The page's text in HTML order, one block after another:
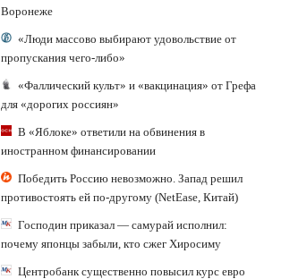
Воронеже
«Люди массово выбирают удовольствие от
пропускания чего-либо»
«Фаллический культ» и «вакцинация» от Грефа
для «дорогих россиян»
В «Яблоке» ответили на обвинения в
иностранном финансировании
Победить Россию невозможно. Запад решил
противостоять ей по-другому (NetEase, Китай)
Господин приказал — самурай исполнил:
почему японцы забыли, кто сжег Хиросиму
Центробанк существенно повысил курс евро